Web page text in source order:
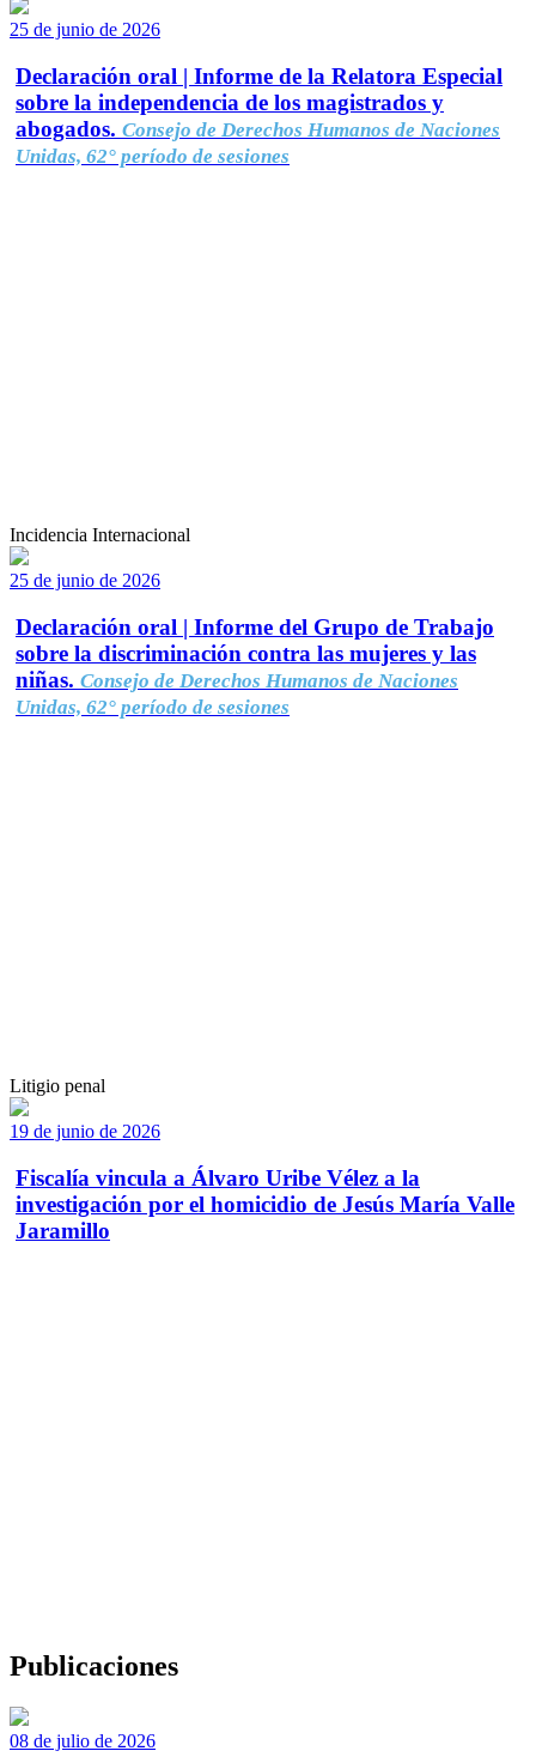
25 de junio de 2026
Declaración oral | Informe de la Relatora Especial
sobre la independencia de los magistrados y
abogados. Consejo de Derechos Humanos de Naciones
Unidas, 62° período de sesiones
Incidencia Internacional
25 de junio de 2026
Declaración oral | Informe del Grupo de Trabajo
sobre la discriminación contra las mujeres y las
niñas. Consejo de Derechos Humanos de Naciones
Unidas, 62° período de sesiones
Litigio penal
19 de junio de 2026
Fiscalía vincula a Álvaro Uribe Vélez a la
investigación por el homicidio de Jesús María Valle
Jaramillo
Publicaciones
08 de julio de 2026